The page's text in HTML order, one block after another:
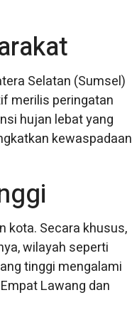
Selatan (Sumsel)
merilis peringatan
hujan lebat yang
kewaspadaan
kota. Secara khusus,
wilayah seperti
tinggi mengalami
Lawang dan